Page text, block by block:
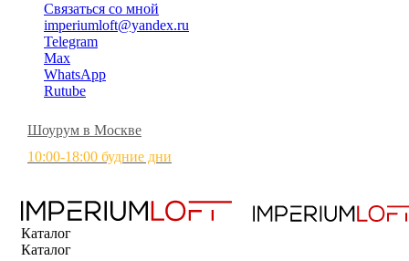
Связаться со мной
imperiumloft@yandex.ru
Telegram
Max
WhatsApp
Rutube
Шоурум в Москве
10:00-18:00 будние дни
Каталог
Каталог